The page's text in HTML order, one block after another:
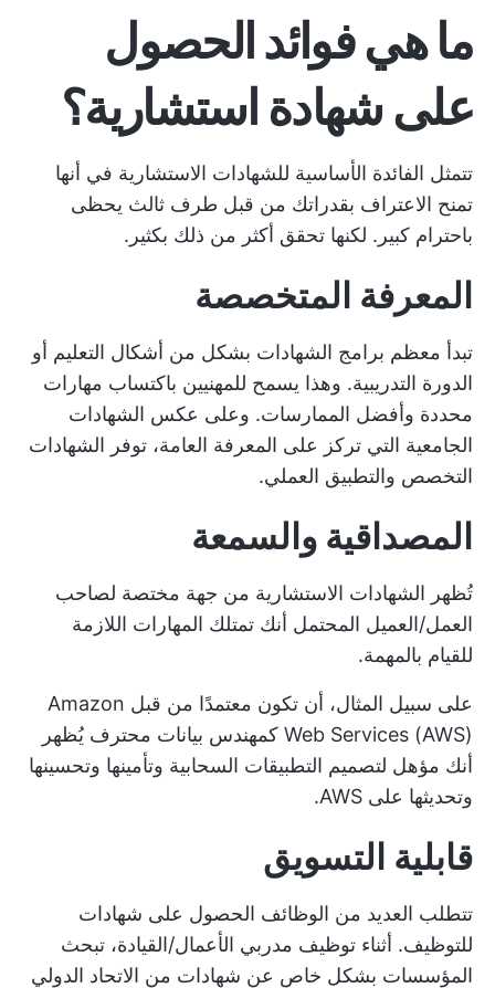
ما هي فوائد الحصول
على شهادة استشارية؟
تتمثل الفائدة الأساسية للشهادات الاستشارية في أنها
تمنح الاعتراف بقدراتك من قبل طرف ثالث يحظى
باحترام كبير. لكنها تحقق أكثر من ذلك بكثير.
المعرفة المتخصصة
تبدأ معظم برامج الشهادات بشكل من أشكال التعليم أو
الدورة التدريبية. وهذا يسمح للمهنيين باكتساب مهارات
محددة وأفضل الممارسات. وعلى عكس الشهادات
الجامعية التي تركز على المعرفة العامة، توفر الشهادات
التخصص والتطبيق العملي.
المصداقية والسمعة
تُظهر الشهادات الاستشارية من جهة مختصة لصاحب
العمل/العميل المحتمل أنك تمتلك المهارات اللازمة
للقيام بالمهمة.
على سبيل المثال، أن تكون معتمدًا من قبل Amazon
Web Services (AWS) كمهندس بيانات محترف يُظهر
أنك مؤهل لتصميم التطبيقات السحابية وتأمينها وتحسينها
وتحديثها على AWS.
قابلية التسويق
تتطلب العديد من الوظائف الحصول على شهادات
للتوظيف. أثناء توظيف مدربي الأعمال/القيادة، تبحث
المؤسسات بشكل خاص عن شهادات من الاتحاد الدولي